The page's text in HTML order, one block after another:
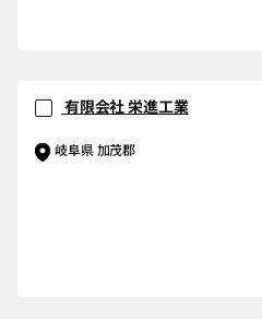
有限会社 栄進工業
岐阜県 加茂郡